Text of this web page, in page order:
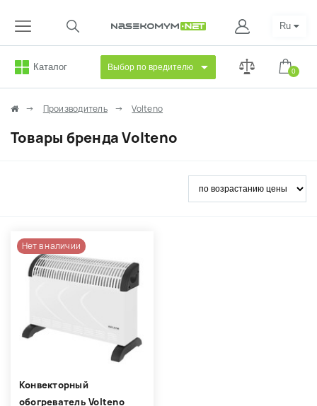
Каталог Выбор по вредителю 0
Ru
Производитель Volteno
Товары бренда Volteno
Нет в наличии
Конвекторный
обогреватель Volteno